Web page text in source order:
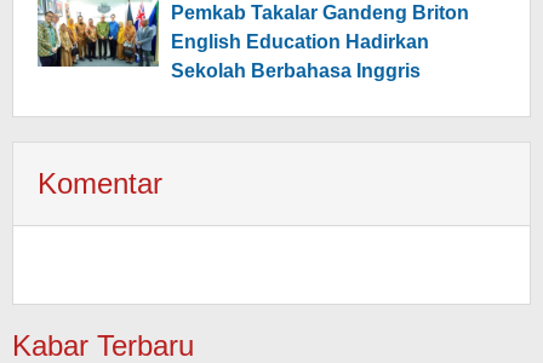
Pemkab Takalar Gandeng Briton
English Education Hadirkan
Sekolah Berbahasa Inggris
Komentar
Kabar Terbaru